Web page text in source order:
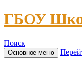
ГБОУ
Поиск
Основное меню